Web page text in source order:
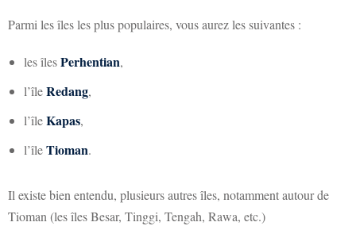
Parmi les îles les plus populaires, vous aurez les suivantes :
les îlesPerhentian,
l’îleRedang,
l’îleKapas,
l’îleTioman.
Il existe bien entendu, plusieurs autres îles, notamment autour de
Tioman (les îles Besar, Tinggi, Tengah, Rawa, etc.)